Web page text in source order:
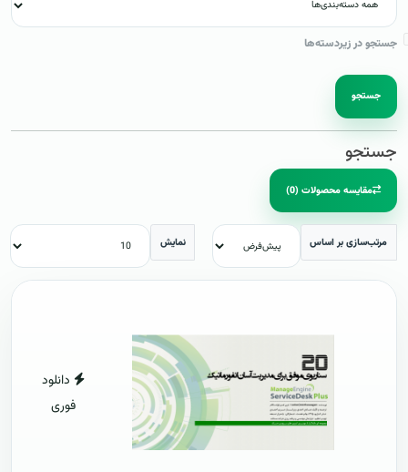
جستجو در زیردسته‌ها
جستجو
جستجو
مقایسه محصولات (0)
مرتب‌سازی بر اساس نمایش
دانلود
فوری